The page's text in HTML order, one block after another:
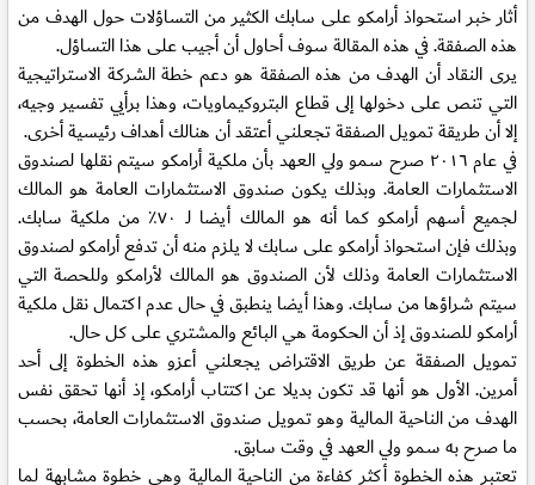
أثار خبر استحواذ أرامكو على سابك الكثير من التساؤلات حول الهدف من
هذه الصفقة. في هذه المقالة سوف أحاول أن أجيب على هذا التساؤل.
يرى النقاد أن الهدف من هذه الصفقة هو دعم خطة الشركة الاستراتيجية
التي تنص على دخولها إلى قطاع البتروكيماويات، وهذا برأيي تفسير وجيه،
إلا أن طريقة تمويل الصفقة تجعلني أعتقد أن هنالك أهداف رئيسية أخرى.
في عام ٢٠١٦ صرح سمو ولي العهد بأن ملكية أرامكو سيتم نقلها لصندوق
الاستثمارات العامة. وبذلك يكون صندوق الاستثمارات العامة هو المالك
لجميع أسهم أرامكو كما أنه هو المالك أيضا لـ ٧٠٪؜ من ملكية سابك.
وبذلك فإن استحواذ أرامكو على سابك لا يلزم منه أن تدفع أرامكو لصندوق
الاستثمارات العامة وذلك لأن الصندوق هو المالك لأرامكو وللحصة التي
سيتم شراؤها من سابك. وهذا أيضا ينطبق في حال عدم اكتمال نقل ملكية
أرامكو للصندوق إذ أن الحكومة هي البائع والمشتري على كل حال.
تمويل الصفقة عن طريق الاقتراض يجعلني أعزو هذه الخطوة إلى أحد
أمرين. الأول هو أنها قد تكون بديلا عن اكتتاب أرامكو، إذ أنها تحقق نفس
الهدف من الناحية المالية وهو تمويل صندوق الاستثمارات العامة، بحسب
ما صرح به سمو ولي العهد في وقت سابق.
تعتبر هذه الخطوة أكثر كفاءة من الناحية المالية وهي خطوة مشابهة لما